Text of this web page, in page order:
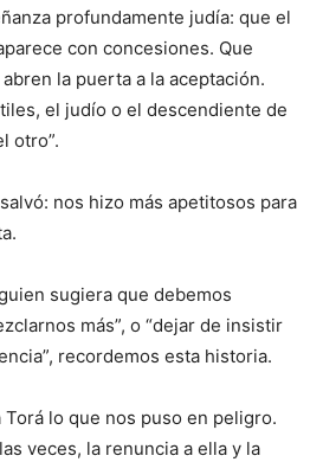
profundamente judía: que el
con concesiones. Que
la puerta a la aceptación.
el judío o el descendiente de
otro”.
nos hizo más apetitosos para
sugiera que debemos
más”, o “dejar de insistir
recordemos esta historia.
lo que nos puso en peligro.
veces, la renuncia a ella y la